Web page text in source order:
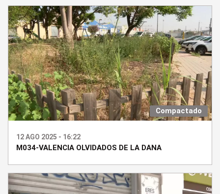
Compactado
12 AGO 2025 - 16:22
M034-VALENCIA OLVIDADOS DE LA DANA